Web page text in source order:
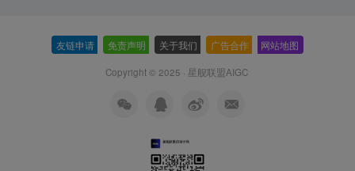
友链申请 免责声明 关于我们 广告合作 网站地图
Copyright © 2025 · 星舰联盟AIGC